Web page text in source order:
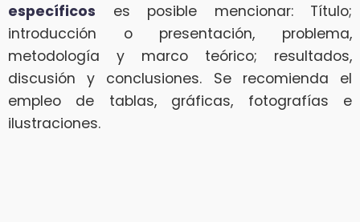
específicos es posible mencionar: Título;
introducción o presentación, problema,
metodología y marco teórico; resultados,
discusión y conclusiones. Se recomienda el
empleo de tablas, gráficas, fotografías e
ilustraciones.